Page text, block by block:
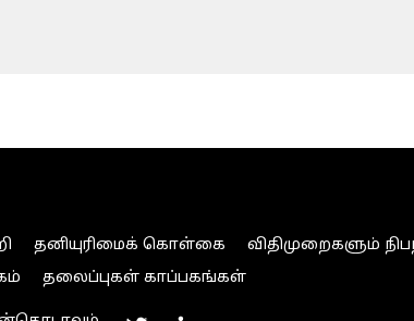
தனியுரிமைக் கொள்கை விதிமுறைகளும்
தலைப்புகள் காப்பகங்கள்